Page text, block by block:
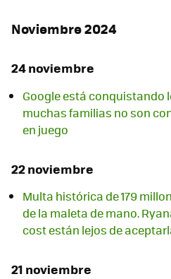
Noviembre 2024
24 noviembre
Google está conquistando
muchas familias no son
en juego
22 noviembre
Multa histórica de 179
de la maleta de mano.
cost están lejos de
21 noviembre